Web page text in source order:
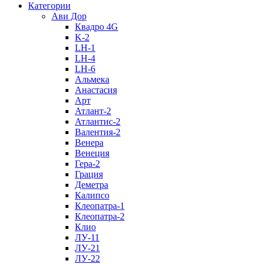
Категории
Ави Дор
Квадро 4G
K-2
LH-1
LH-4
LH-6
Альмека
Анастасия
Арт
Атлант-2
Атлантис-2
Валентия-2
Венера
Венеция
Гера-2
Грация
Деметра
Калипсо
Клеопатра-1
Клеопатра-2
Клио
ЛУ-11
ЛУ-21
ЛУ-22